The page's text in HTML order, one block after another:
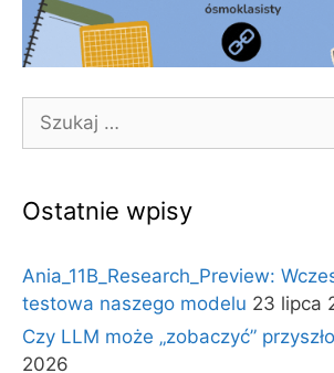
Ostatnie wpisy
Ania_11B_Research_Preview:
testowa naszego modelu 23 lipca
Czy LLM może „zobaczyć”
2026